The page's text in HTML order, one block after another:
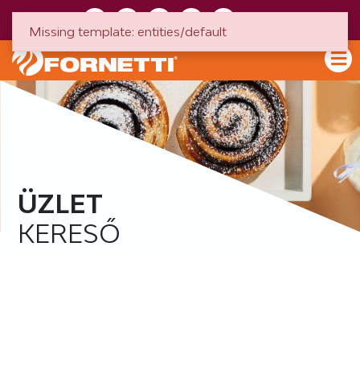
ÜZLET
KERESŐ
Missing template: entities/default